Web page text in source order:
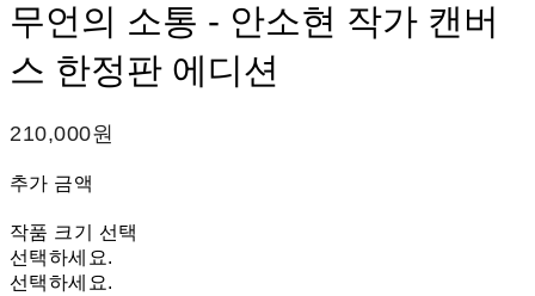
무언의 소통 - 안소현 작가 캔버
스 한정판 에디션
210,000원
추가 금액
작품 크기 선택
선택하세요.
선택하세요.